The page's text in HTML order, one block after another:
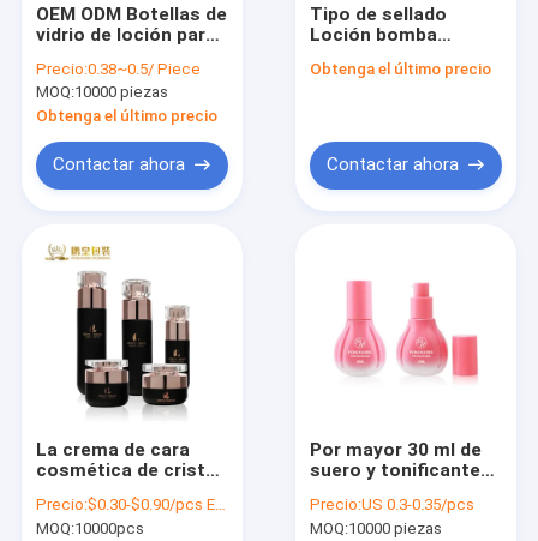
OEM ODM Botellas de
vidrio de loción para
loción hidratante
suero de aceite de
cara tonificante
botella de vidrio
cosmético
Precio:0.38~0.5/ Piece
MOQ:10000 piezas
Obtenga el último precio
Contactar ahora
Tipo de sellado
Loción bomba
vidrio sencillo y
para el cabello suero
aceite y tonificante
facial
Obtenga el último precio
Contactar ahora
La crema de cara
cosmética de cristal
botella de vidrio de la
bomba de la loción
Precio:$0.30-$0.90/pcs EXW
MOQ:10000pcs
Por mayor 30 ml de
suero y tonificante
personalizado crema
loción botellas de
Precio:US 0.3-0.35/pcs
MOQ:10000 piezas